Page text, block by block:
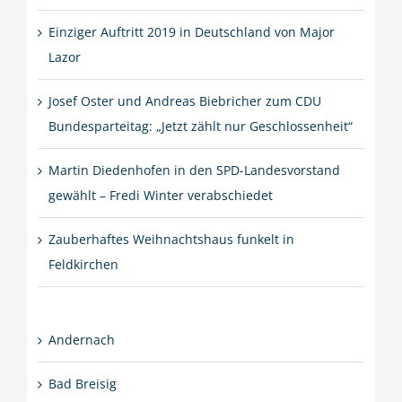
Einziger Auftritt 2019 in Deutschland von Major
Lazor
Josef Oster und Andreas Biebricher zum CDU
Bundesparteitag: „Jetzt zählt nur Geschlossenheit“
Martin Diedenhofen in den SPD-Landesvorstand
gewählt – Fredi Winter verabschiedet
Zauberhaftes Weihnachtshaus funkelt in
Feldkirchen
Andernach
Bad Breisig